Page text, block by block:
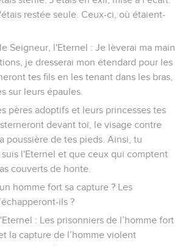
restée seule. Ceux-ci, où étaient-
Seigneur, l'Eternel : Je lèverai ma main
je dresserai mon étendard pour les
tes fils en les tenant dans les bras,
sur leurs épaules.
pères adoptifs et leurs princesses tes
devant toi, le visage contre
poussière de tes pieds. Ainsi, tu
l'Eternel et que ceux qui comptent
couverts de honte.
homme fort sa capture ? Les
ils ?
: Les prisonniers de l’homme fort
la capture de l’homme violent